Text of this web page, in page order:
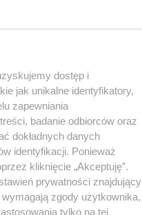
pies
nim
ujadający
dostęp i
jak unikalne identyfikatory,
zapewniania
badanie odbiorców oraz
dokładnych danych
identyfikacji. Ponieważ
kliknięcie „Akceptuję”.
prywatności znajdujący
zgody użytkownika,
tylko na tej